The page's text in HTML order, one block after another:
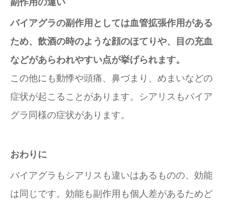
バイアグラの副作用としては血管拡張作用がある
ため、飲酒の時のような顔のほてりや、目の充血
などがあらわれやすい点が挙げられます。
この他にも動悸や頭痛、鼻づまり、めまいなどの
症状が起こることがあります。シアリスもバイア
グラ同様の症状があります。
おわりに
バイアグラもシアリスも違いはあるものの、効能
は同じです。効能も副作用も個人差があるためど